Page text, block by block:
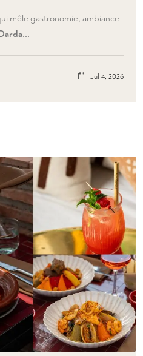
mêle gastronomie, ambiance
Jul 4, 2026